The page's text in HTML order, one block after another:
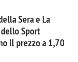
Sera e La
Sport
il prezzo a 1,70